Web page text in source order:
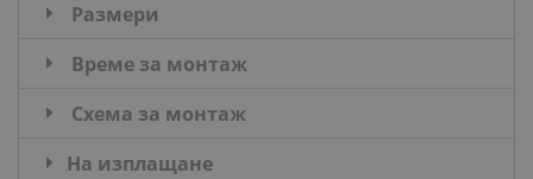
Размери
Време за монтаж
Схема за монтаж
На изплащане